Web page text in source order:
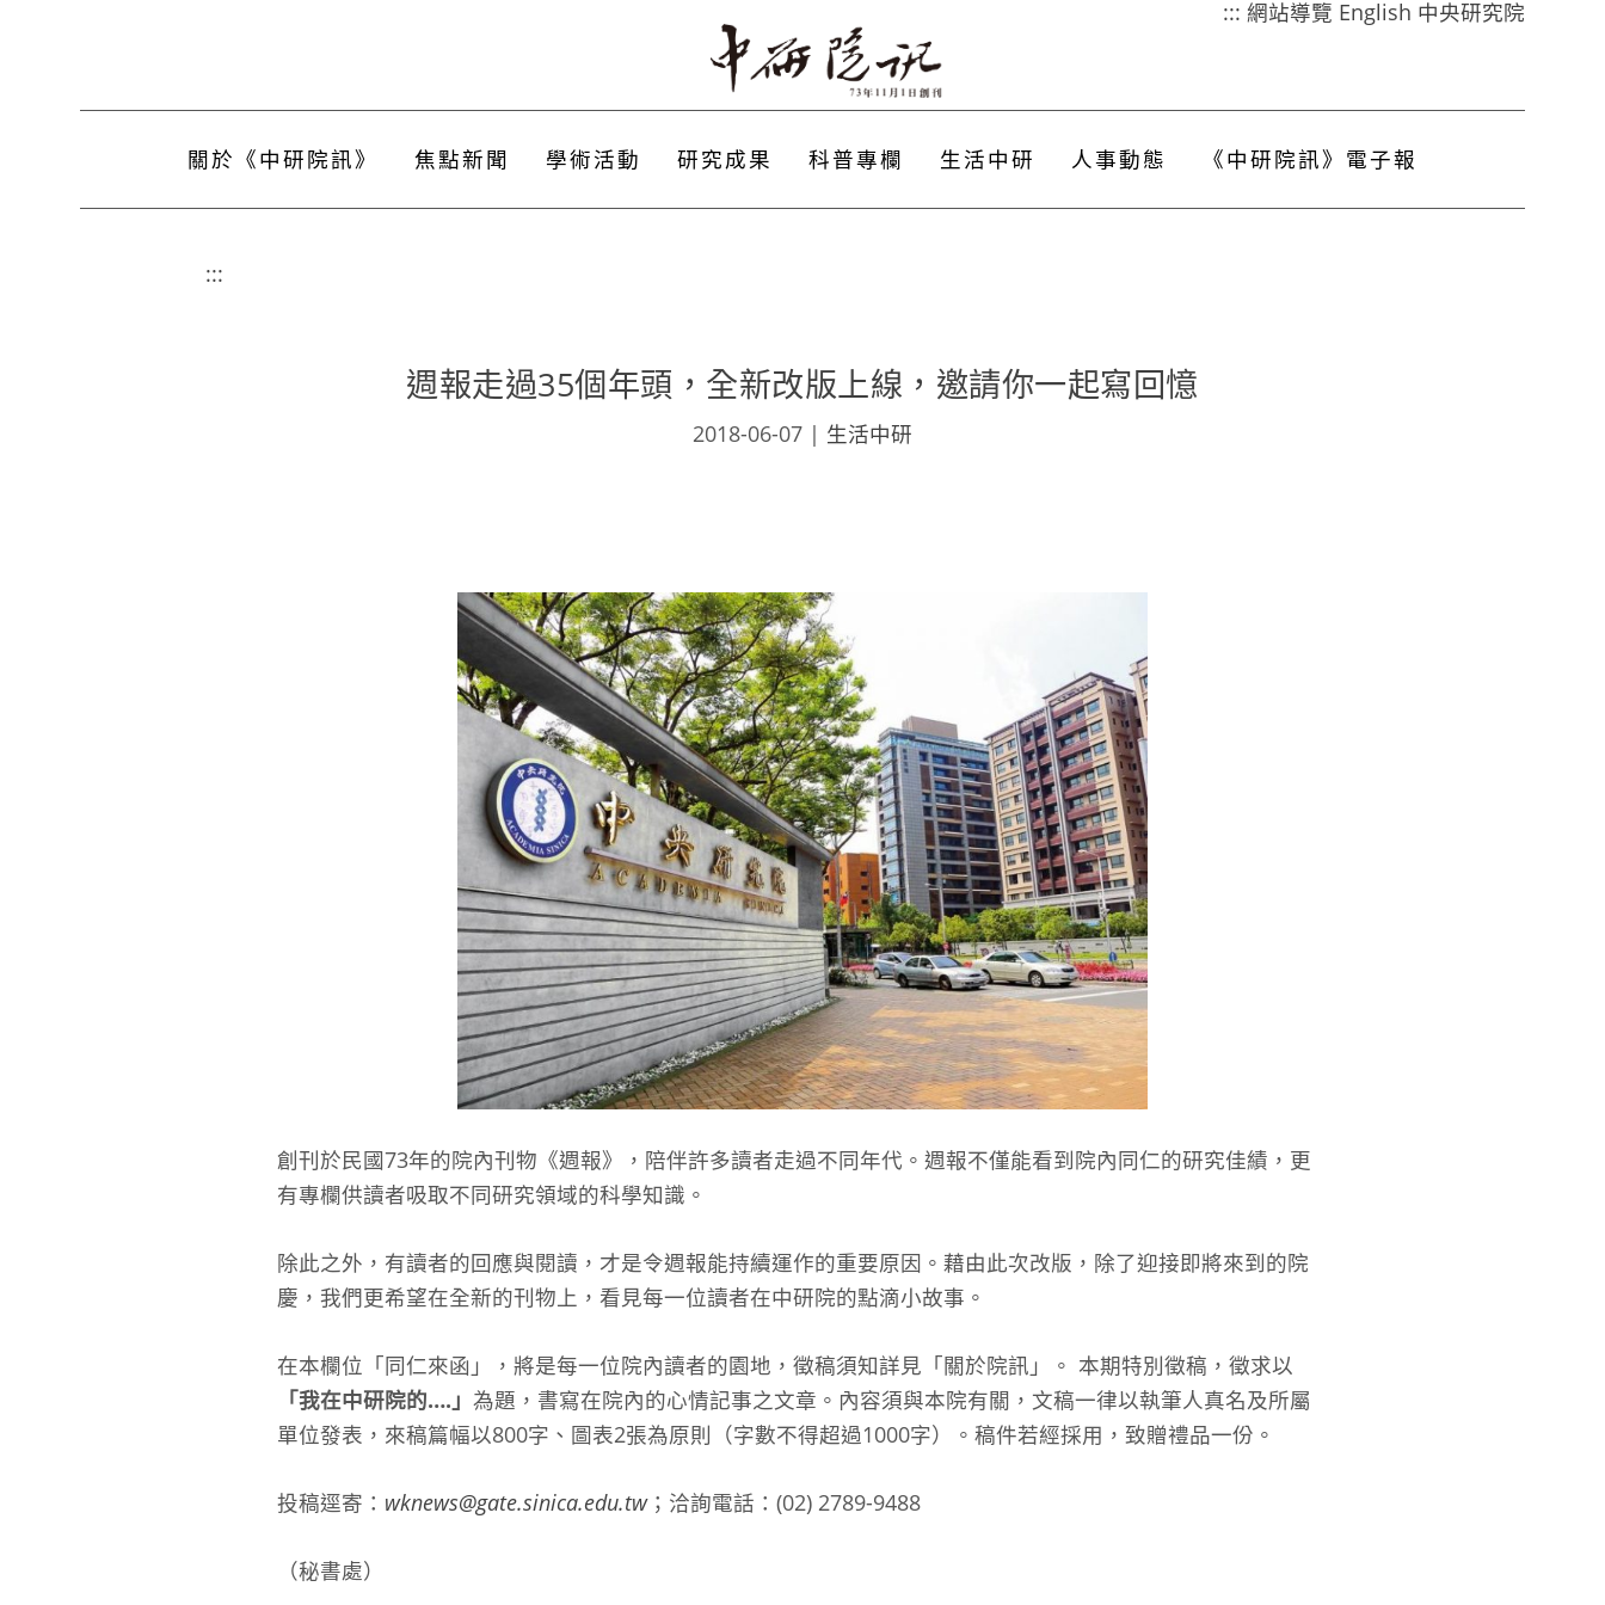
::: 網站導覽 English 中央研究院
關於《中研院訊》 焦點新聞 學術活動 研究成果 科普專欄 生活中研 人事動態 《中研院訊》電子報
:::
週報走過35個年頭，全新改版上線，邀請你一起寫回憶
2018-06-07 | 生活中研
創刊於民國73年的院內刊物《週報》，陪伴許多讀者走過不同年代。週報不僅能看到院內同仁的研究佳績，更
有專欄供讀者吸取不同研究領域的科學知識。
除此之外，有讀者的回應與閱讀，才是令週報能持續運作的重要原因。藉由此次改版，除了迎接即將來到的院
慶，我們更希望在全新的刊物上，看見每一位讀者在中研院的點滴小故事。
在本欄位「同仁來函」，將是每一位院內讀者的園地，徵稿須知詳見「關於院訊」。 本期特別徵稿，徵求以
「我在中研院的….」 為題，書寫在院內的心情記事之文章。內容須與本院有關，文稿一律以執筆人真名及所屬
單位發表，來稿篇幅以800字、圖表2張為原則（字數不得超過1000字）。稿件若經採用，致贈禮品一份。
投稿逕寄： wknews@gate.sinica.edu.tw；洽詢電話：(02) 2789-9488
（秘書處）